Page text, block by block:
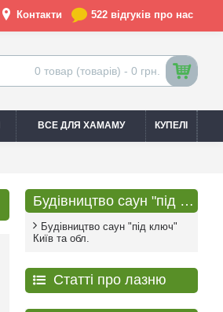
Контакти 522 відгуків про нас
0 товар (товарів) - 0 грн.
ВСЕ ДЛЯ ХАМАМУ КУПЕЛІ
Будівництво саун "під ключ"
Будівництво саун "під ключ"
Київ та обл.
Статті про лазню